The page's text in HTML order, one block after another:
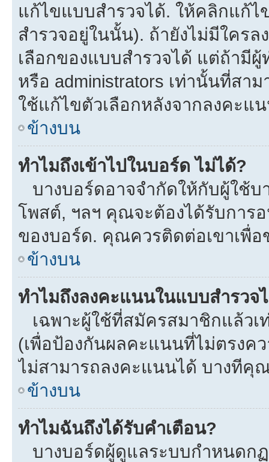
แก้ไขแบบสำรวจได้. ให้คลิกแก้
สำรวจอยู่ในนั้น). ถ้ายังไม่มีใคร
เลือกของแบบสำรวจได้ แต่ถ้ามีผู้
หรือ administrators เท่านั้นที่สา
ใช้แก้ไขตัวเลือกหลังจากลงคะแ
ข้างบน
ทำไมถึงเข้าไปในบอร์ด ไม่ได้?
บางบอร์ดอาจจำกัดให้กับผู้ใช้บ
โพสต์, ฯลฯ คุณจะต้องได้รับการ
ของบอร์ด. คุณควรติดต่อเขาเพื่
ข้างบน
ทำไมถึงลงคะแนนในแบบสำรวจ
เฉพาะผู้ใช้ที่สมัครสมาชิกแล้ว
(เพื่อป้องกันผลคะแนนที่ไม่ตรงค
ไม่สามารถลงคะแนนได้ บางทีคุ
ข้างบน
ทำไมฉันถึงได้รับคำเตือน?
บางบอร์ดผู้ดูแลระบบกำหนดก